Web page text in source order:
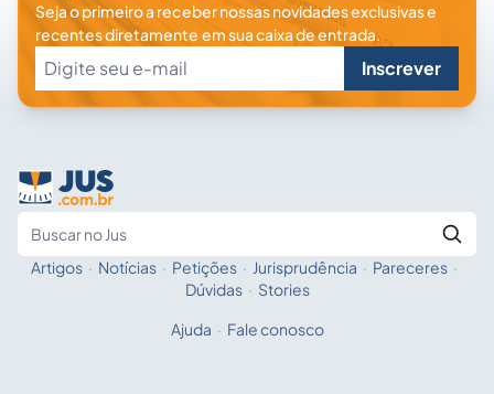
Seja o primeiro a receber nossas novidades exclusivas e
recentes diretamente em sua caixa de entrada.
Inscrever
Fale com a IA
Artigos · Notícias · Petições · Jurisprudência · Pareceres ·
Dúvidas · Stories
Ajuda · Fale conosco